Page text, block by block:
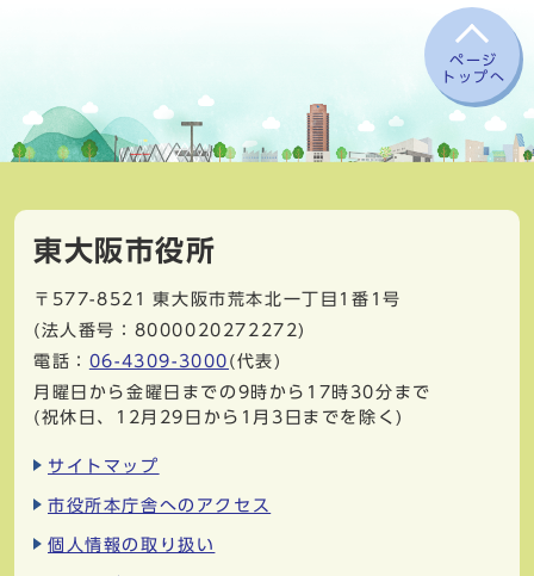
ページ
トップへ
東大阪市役所
〒577-8521
東大阪市荒本北一丁目1番1号
(法人番号：8000020272272)
電話： 06-4309-3000 (代表)
月曜日から金曜日までの9時から17時30分まで
(祝休日、12月29日から1月3日までを除く)
サイトマップ
市役所本庁舎へのアクセス
個人情報の取り扱い